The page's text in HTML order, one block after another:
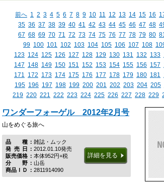
前へ 1 2 3 4 5 6 7 8 9 10 11 12 13 14 15 16
35 36 37 38 39 40 41 42 43 44 45 46 47 48
67 68 69 70 71 72 73 74 75 76 77 78 79 80 81
99 100 101 102 103 104 105 106 107 108
123 124 125 126 127 128 129 130 131 132 133
147 148 149 150 151 152 153 154 155 156 157
171
172 173 174 175 176 177 178 179 180 181
195 196 197 198 199 200 201 202 203 204 205
219 220 221 222 223 224 225 226 227 228 229
ワンダーフォーゲル 2012年2月号
山をめぐる旅へ
品種雑誌・ムック
発売日 2012.01.10発売
販売価格
本体952円+税
分野山岳
商品ＩＤ
2811914090
詳細を見る